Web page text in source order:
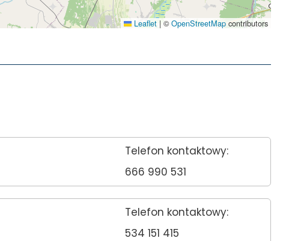
Leaflet | ©OpenStreetMap contributors
Telefon kontaktowy:
666 990 531
Telefon kontaktowy:
534 151 415